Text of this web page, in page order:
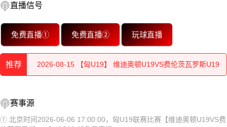
直播信号
免费直播① 免费直播② 玩球直播
推荐
2026-08-15 【匈U19】 维迪奥顿U19VS费伦茨瓦罗斯U19
2026-08-15 【匈U19】 维迪奥顿U19VS费伦茨瓦罗斯U19
赛事源
①.北京时间2026-06-06 17:00:00，匈U19联赛比赛【维迪奥顿U19VS费